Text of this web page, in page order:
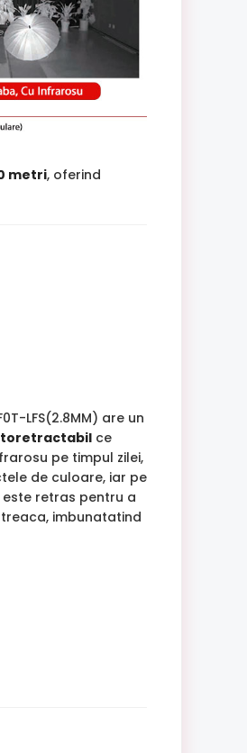
metri, oferind
LFS(2.8MM) are un
ce
pe timpul zilei,
de culoare, iar pe
retras pentru a
treaca, imbunatatind